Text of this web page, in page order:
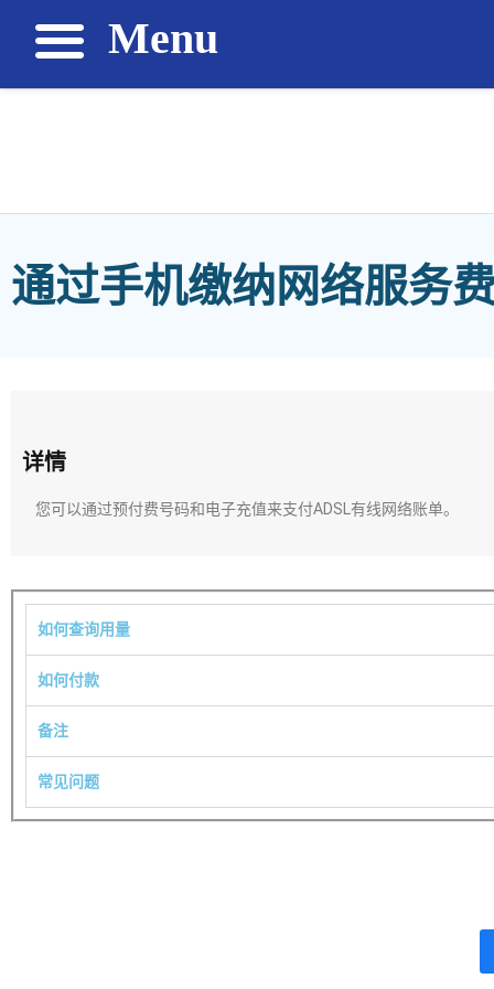
通过手机缴纳网络服务
详情
您可以通过预付费号码和电子充值来支付ADSL有线网络账单。
如何查询用量
如何付款
备注
常见问题
Menu